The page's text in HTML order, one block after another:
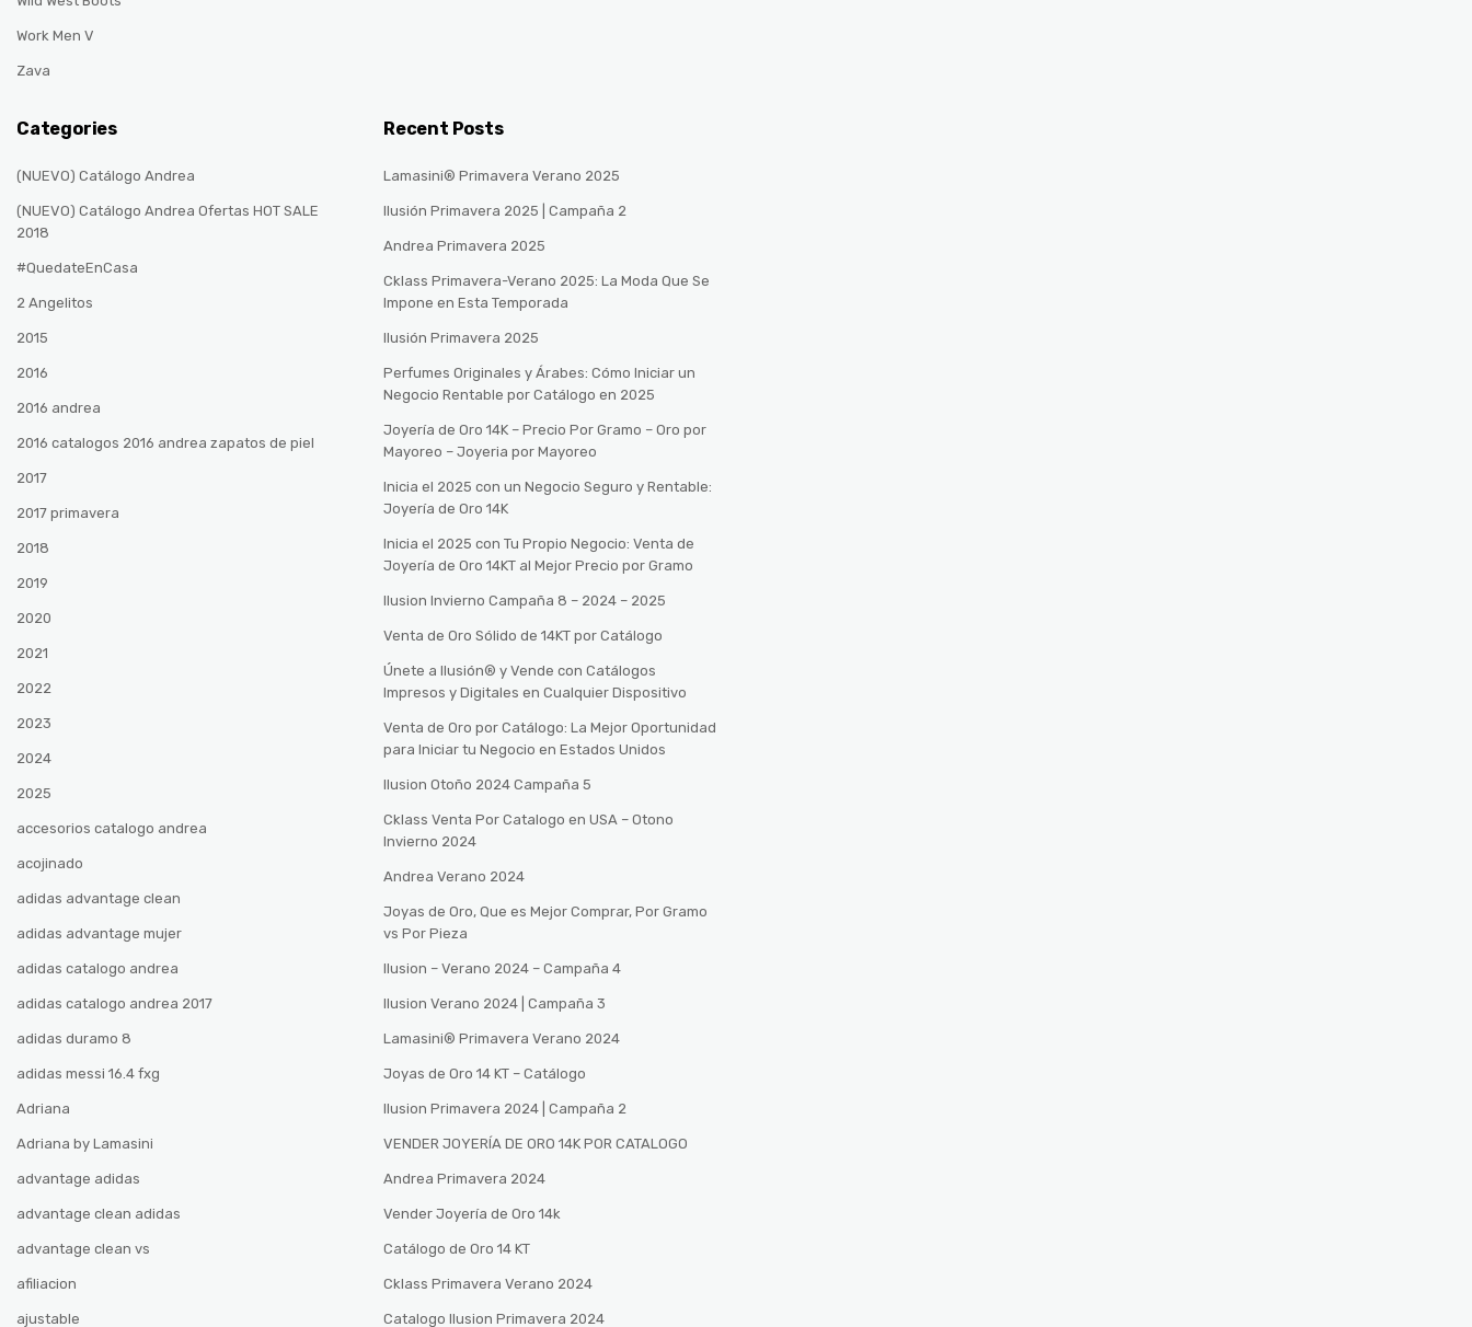
Work Men V
Zava
Categories
(NUEVO) Catálogo Andrea
(NUEVO) Catálogo Andrea Ofertas HOT SALE
2018
#QuedateEnCasa
2 Angelitos
2015
2016
2016 andrea
2016 catalogos 2016 andrea zapatos de piel
2017
2017 primavera
2018
2019
2020
2021
2022
2023
2024
2025
accesorios catalogo andrea
acojinado
adidas advantage clean
adidas advantage mujer
adidas catalogo andrea
adidas catalogo andrea 2017
adidas duramo 8
adidas messi 16.4 fxg
Adriana
Adriana by Lamasini
advantage adidas
advantage clean adidas
advantage clean vs
afiliacion
ajustable
Recent Posts
Lamasini® Primavera Verano 2025
Ilusión Primavera 2025 | Campaña 2
Andrea Primavera 2025
Cklass Primavera-Verano 2025: La Moda Que Se
Impone en Esta Temporada
Ilusión Primavera 2025
Perfumes Originales y Árabes: Cómo Iniciar un
Negocio Rentable por Catálogo en 2025
Joyería de Oro 14K – Precio Por Gramo – Oro por
Mayoreo – Joyeria por Mayoreo
Inicia el 2025 con un Negocio Seguro y Rentable:
Joyería de Oro 14K
Inicia el 2025 con Tu Propio Negocio: Venta de
Joyería de Oro 14KT al Mejor Precio por Gramo
Ilusion Invierno Campaña 8 – 2024 – 2025
Venta de Oro Sólido de 14KT por Catálogo
Únete a Ilusión® y Vende con Catálogos
Impresos y Digitales en Cualquier Dispositivo
Venta de Oro por Catálogo: La Mejor Oportunidad
para Iniciar tu Negocio en Estados Unidos
Ilusion Otoño 2024 Campaña 5
Cklass Venta Por Catalogo en USA – Otono
Invierno 2024
Andrea Verano 2024
Joyas de Oro, Que es Mejor Comprar, Por Gramo
vs Por Pieza
Ilusion – Verano 2024 – Campaña 4
Ilusion Verano 2024 | Campaña 3
Lamasini®️ Primavera Verano 2024
Joyas de Oro 14 KT – Catálogo
Ilusion Primavera 2024 | Campaña 2
VENDER JOYERÍA DE ORO 14K POR CATALOGO
Andrea Primavera 2024
Vender Joyería de Oro 14k
Catálogo de Oro 14 KT
Cklass Primavera Verano 2024
Catalogo Ilusion Primavera 2024